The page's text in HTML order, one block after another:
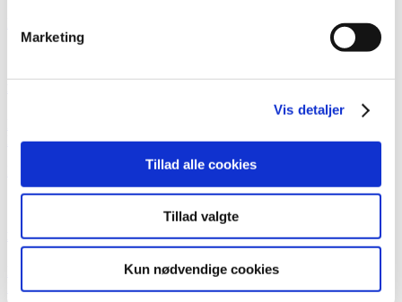
Marketing
Vis detaljer
Tillad alle cookies
Tillad valgte
Kun nødvendige cookies
lagerautomat.
Modernisering af lageret hos Semler Mobility
De gamle lagerreoler kunne ikke længere suppleres, og Claus Bøje
Rasmussen ønskede et ensartet udtryk på lageret.